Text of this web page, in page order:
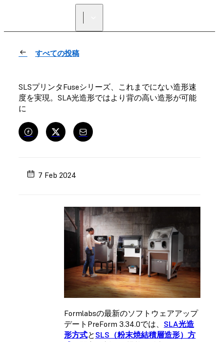
すべての投稿
SLSプリンタFuseシリーズ、これまでにない造形速
度を実現。SLA光造形ではより背の高い造形が可能
に
7 Feb 2024
Formlabsの最新のソフトウェアアップ
デートPreForm 3.34.0では、 SLA光造
形方式と SLS（粉末焼結積層造形）方